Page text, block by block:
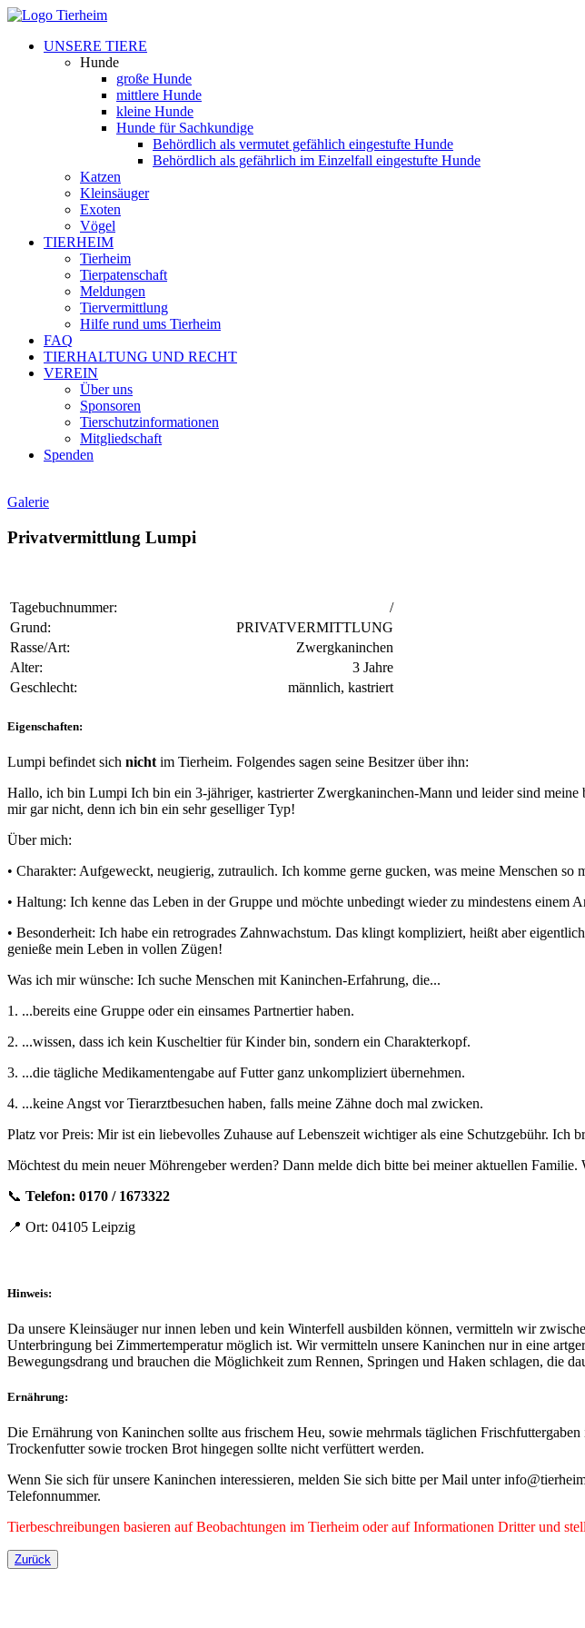
UNSERE TIERE
Hunde
große Hunde
mittlere Hunde
kleine Hunde
Hunde für Sachkundige
Behördlich als vermutet gefählich eingestufte Hunde
Behördlich als gefährlich im Einzelfall eingestufte Hunde
Katzen
Kleinsäuger
Exoten
Vögel
TIERHEIM
Tierheim
Tierpatenschaft
Meldungen
Tiervermittlung
Hilfe rund ums Tierheim
FAQ
TIERHALTUNG UND RECHT
VEREIN
Über uns
Sponsoren
Tierschutzinformationen
Mitgliedschaft
Spenden
Galerie
Privatvermittlung Lumpi
Tagebuchnummer:
/
Grund:
PRIVATVERMITTLUNG
Rasse/Art:
Zwergkaninchen
Alter:
3 Jahre
Geschlecht:
männlich, kastriert
Eigenschaften:
Lumpi befindet sich nicht im Tierheim. Folgendes sagen seine Besitzer über ihn:
Hallo, ich bin Lumpi Ich bin ein 3-jähriger, kastrierter Zwergkaninchen-Mann und leider sind
mir gar nicht, denn ich bin ein sehr geselliger Typ!
Über mich:
• Charakter: Aufgeweckt, neugierig, zutraulich. Ich komme gerne gucken, was meine Menschen
• Haltung: Ich kenne das Leben in der Gruppe und möchte unbedingt wieder zu mindestens einem
• Besonderheit: Ich habe ein retrogrades Zahnwachstum. Das klingt kompliziert, heißt aber
genieße mein Leben in vollen Zügen!
Was ich mir wünsche: Ich suche Menschen mit Kaninchen-Erfahrung, die...
1. ...bereits eine Gruppe oder ein einsames Partnertier haben.
2. ...wissen, dass ich kein Kuscheltier für Kinder bin, sondern ein Charakterkopf.
3. ...die tägliche Medikamentengabe auf Futter ganz unkompliziert übernehmen.
4. ...keine Angst vor Tierarztbesuchen haben, falls meine Zähne doch mal zwicken.
Platz vor Preis: Mir ist ein liebevolles Zuhause auf Lebenszeit wichtiger als eine Schutzgebühr.
Möchtest du mein neuer Möhrengeber werden? Dann melde dich bitte bei meiner aktuellen
📞 Telefon: 0170 / 1673322
📍 Ort: 04105 Leipzig
Hinweis:
Da unsere Kleinsäuger nur innen leben und kein Winterfell ausbilden können, vermitteln wir
Unterbringung bei Zimmertemperatur möglich ist. Wir vermitteln unsere Kaninchen nur in eine
Bewegungsdrang und brauchen die Möglichkeit zum Rennen, Springen und Haken schlagen, die
Ernährung:
Die Ernährung von Kaninchen sollte aus frischem Heu, sowie mehrmals täglichen
Trockenfutter sowie trocken Brot hingegen sollte nicht verfüttert werden.
Wenn Sie sich für unsere Kaninchen interessieren, melden Sie sich bitte per Mail unter
Telefonnummer.
Tierbeschreibungen basieren auf Beobachtungen im Tierheim oder auf Informationen Dritter und
Zurück